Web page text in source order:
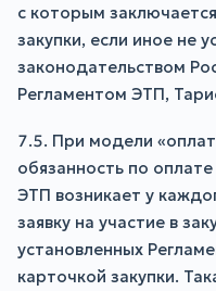
с которым
закупки, если иное не
законодательством
Регламентом ЭТП,
7.5. При модели
обязанность по
ЭТП возникает у
заявку на участие в
установленных
карточкой закупки.